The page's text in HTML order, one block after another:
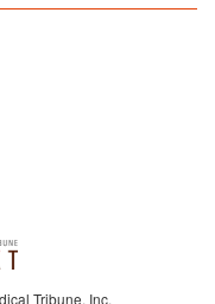
Tribune, Inc.